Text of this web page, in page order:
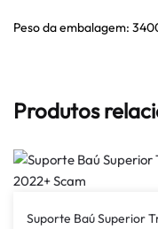
Peso da embalagem:
Produtos
Suporte Baú Superior